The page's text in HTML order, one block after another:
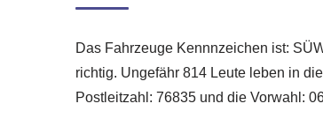
Das Fahrzeuge Kennnzeichen ist:
richtig. Ungefähr 814 Leute leben in
Postleitzahl: 76835 und die Vorwahl: